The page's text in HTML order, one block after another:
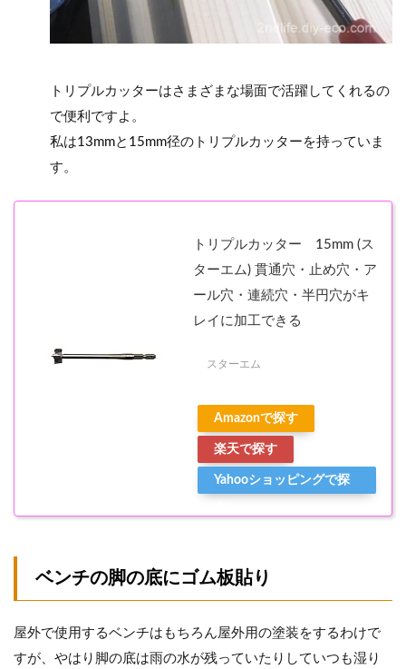
トリプルカッターはさまざまな場面で活躍してくれるの
で便利ですよ。
私は13mmと15mm径のトリプルカッターを持っていま
す。
トリプルカッター 15mm (ス
ターエム) 貫通穴・止め穴・ア
ール穴・連続穴・半円穴がキ
レイに加工できる
スターエム
Amazonで探す
楽天で探す
Yahooショッピングで探
ベンチの脚の底にゴム板貼り
屋外で使用するベンチはもちろん屋外用の塗装をするわけで
すが、やはり脚の底は雨の水が残っていたりしていつも湿り